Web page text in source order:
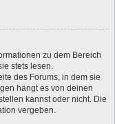
zu dem Bereich
stets lesen.
des Forums, in dem sie
hängt es von deinen
kannst oder nicht. Die
vergeben.